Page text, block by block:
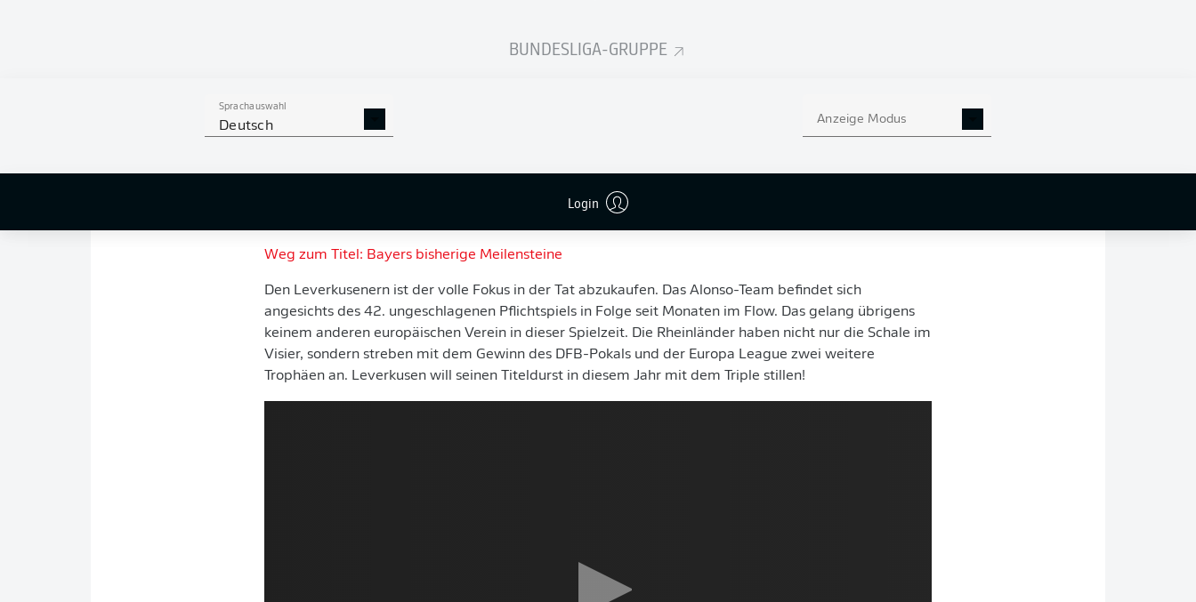
BUNDESLIGA-GRUPPE
Sprachauswahl
Deutsch Anzeige Modus
Login
Bevor die "Werkself" im Rückspiel den Halbfinal-Einzug klarmachen und dem Triple-
Deutschen Meisterschaft Part 1 über die Bühne bringen.
Leverkusen
hat man das Gefühl, dass die floskelhafte Bezeichnung in dieser Saison besonders oft in
den Mund genommen wird. So auch von Trainer Xabi Alonso und Mittelfeld-Chef
Granit Xhaka,die
dem die "Werkself" das Hinspiel des Europa-League-Viertelfinals angegangen sei. Und das trotz des
bevorstehenden Highlight-Spiels am Sonntag gegen Bremen, wo die Rheinländer ihre erste Deutsche
Weg zum Titel: Bayers bisherige Meilensteine
Den Leverkusenern ist der volle Fokus in der Tat abzukaufen. Das Alonso-Team befindet sich
angesichts des 42. ungeschlagenen Pflichtspiels in Folge seit Monaten im Flow. Das gelang übrigens
keinem anderen europäischen Verein in dieser Spielzeit. Die Rheinländer haben nicht nur die Schale im
Visier, sondern streben mit dem Gewinn des DFB-Pokals und der Europa League zwei weitere
Trophäen an. Leverkusen will seinen Titeldurst in diesem Jahr mit dem Triple stillen!